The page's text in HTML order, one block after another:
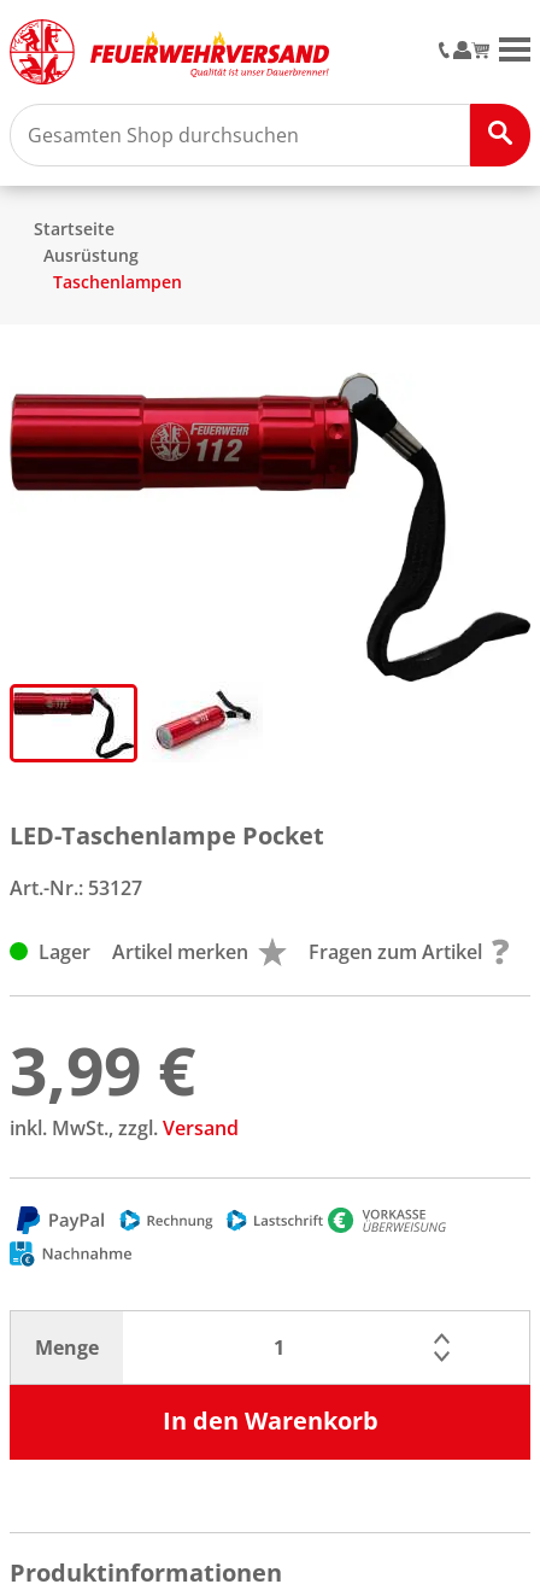
Startseite
Ausrüstung
Taschenlampen
LED-Taschenlampe Pocket
Art.-Nr.: 53127
Lager Artikel merken Fragen zum Artikel
3,99 €
inkl. MwSt., zzgl.Versand
Menge
In den Warenkorb
Produktinformationen